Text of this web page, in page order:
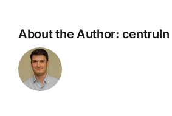
About the Author: centruln